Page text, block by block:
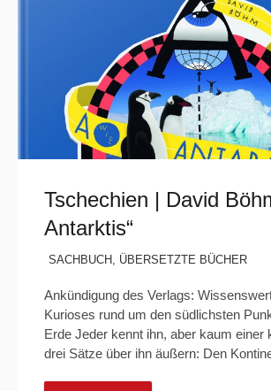
Tschechien | David
Antarktis“
SACHBUCH , ÜBERSETZTE BÜCHER
Ankündigung des Verlags:
Kurioses rund um den südlichsten
Erde Jeder kennt ihn, aber kaum einer
drei Sätze über ihn äußern: Den